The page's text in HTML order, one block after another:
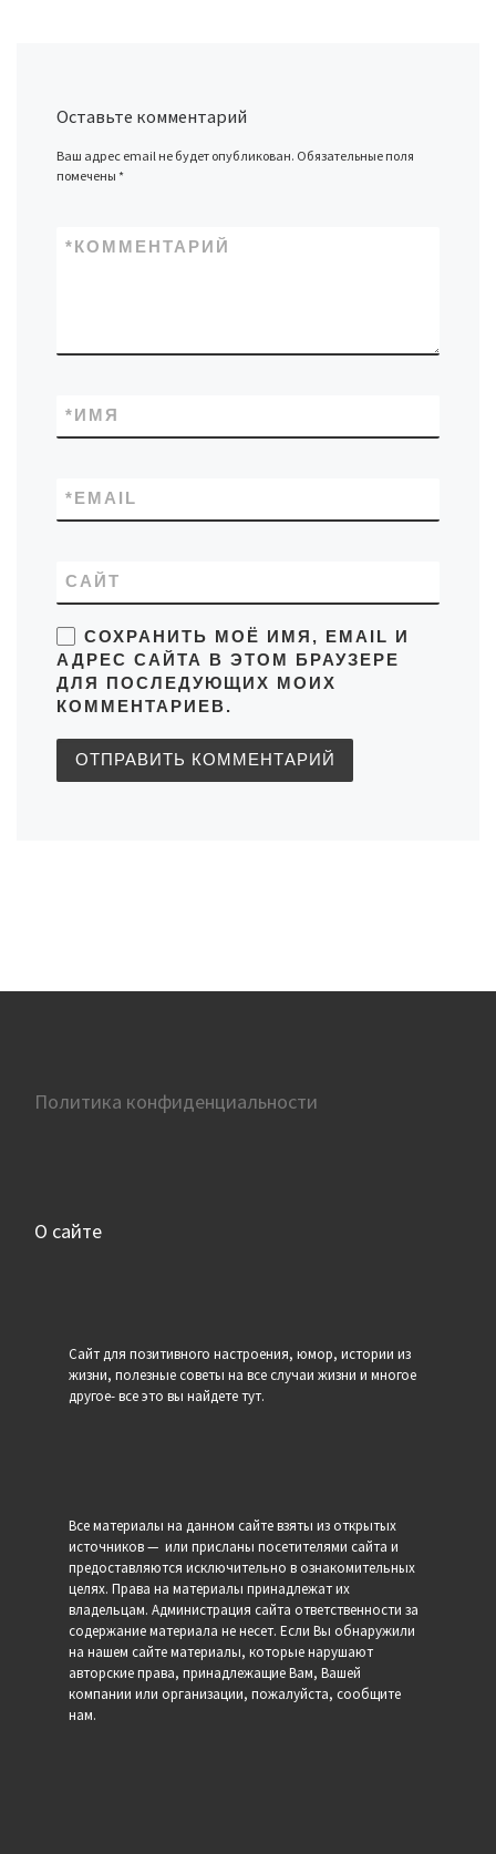
Оставьте комментарий
Ваш адрес email не будет опубликован. Обязательные поля
помечены*
КОММЕНТАРИЙ
*
ИМЯ
*
EMAIL
*
САЙТ
СОХРАНИТЬ МОЁ ИМЯ, EMAIL И
АДРЕС САЙТА В ЭТОМ БРАУЗЕРЕ
ДЛЯ ПОСЛЕДУЮЩИХ МОИХ
КОММЕНТАРИЕВ.
Политика конфиденциальности
О сайте
Сайт для позитивного настроения, юмор, истории из
жизни, полезные советы на все случаи жизни и многое
другое- все это вы найдете тут.
Все материалы на данном сайте взяты из открытых
источников — или присланы посетителями сайта и
предоставляются исключительно в ознакомительных
целях. Права на материалы принадлежат их
владельцам. Администрация сайта ответственности за
содержание материала не несет. Если Вы обнаружили
на нашем сайте материалы, которые нарушают
авторские права, принадлежащие Вам, Вашей
компании или организации, пожалуйста, сообщите
нам.